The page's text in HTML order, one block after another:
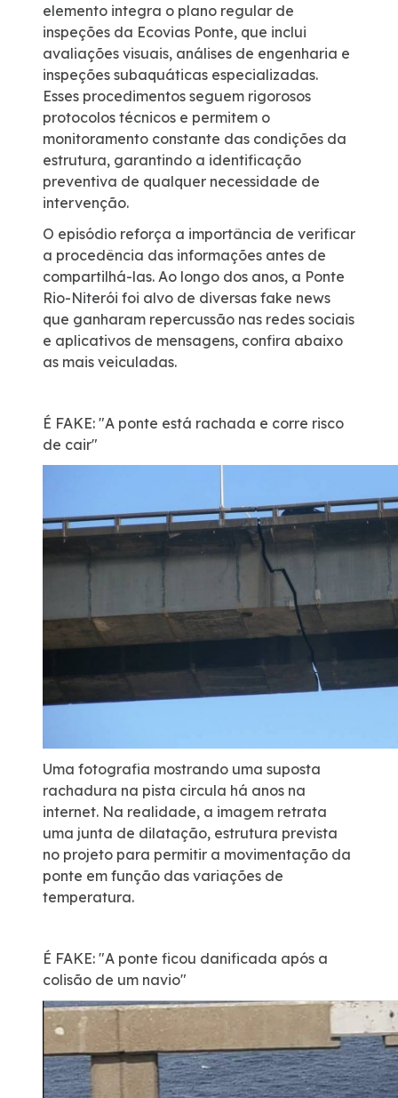
elemento integra o plano regular de
inspeções da Ecovias Ponte, que inclui
avaliações visuais, análises de engenharia e
inspeções subaquáticas especializadas.
Esses procedimentos seguem rigorosos
protocolos técnicos e permitem o
monitoramento constante das condições da
estrutura, garantindo a identificação
preventiva de qualquer necessidade de
intervenção.
O episódio reforça a importância de verificar
a procedência das informações antes de
compartilhá-las. Ao longo dos anos, a Ponte
Rio-Niterói foi alvo de diversas fake news
que ganharam repercussão nas redes sociais
e aplicativos de mensagens, confira abaixo
as mais veiculadas.
É FAKE: "A ponte está rachada e corre risco
de cair"
Uma fotografia mostrando uma suposta
rachadura na pista circula há anos na
internet. Na realidade, a imagem retrata
uma junta de dilatação, estrutura prevista
no projeto para permitir a movimentação da
ponte em função das variações de
temperatura.
É FAKE: "A ponte ficou danificada após a
colisão de um navio"